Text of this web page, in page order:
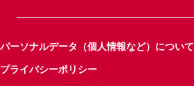
パーソナルデータ（個人情報など）について
プライバシーポリシー